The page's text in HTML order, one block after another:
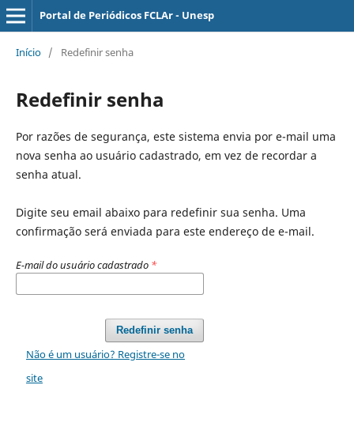
Portal de Periódicos FCLAr - Unesp
Início / Redefinir senha
Redefinir senha
Por razões de segurança, este sistema envia por e-mail uma
nova senha ao usuário cadastrado, em vez de recordar a
senha atual.
Digite seu email abaixo para redefinir sua senha. Uma
confirmação será enviada para este endereço de e-mail.
E-mail do usuário cadastrado *
Redefinir senha
Não é um usuário? Registre-se no
site